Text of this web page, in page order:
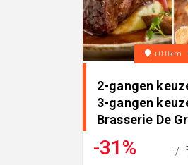
+0.0km
2-gangen
3-gangen
Brasserie De
-31% +/-